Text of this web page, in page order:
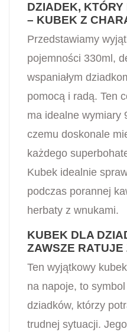
DZIADEK,
– KUBEK Z
Przedstawiamy
pojemności 330ml,
wspaniałym
pomocą i radą. Ten
ma idealne wymiary
czemu doskonale
każdego
Kubek idealnie
podczas porannej
herbaty z wnukami.
KUBEK DLA
ZAWSZE RATUJE
Ten wyjątkowy
na napoje, to
dziadków, którzy
trudnej sytuacji.